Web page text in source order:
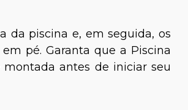
da piscina e, em seguida, os
pé. Garanta que a Piscina
antes de iniciar seu